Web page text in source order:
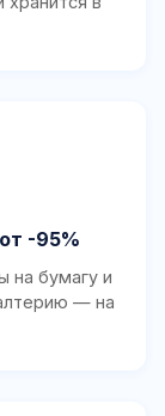
-95%
на бумагу и
— на